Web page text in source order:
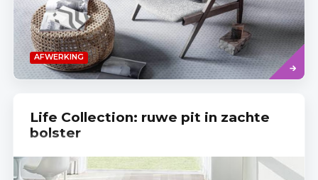
AFWERKING
Read
more
Life Collection: ruwe pit in zachte
bolster